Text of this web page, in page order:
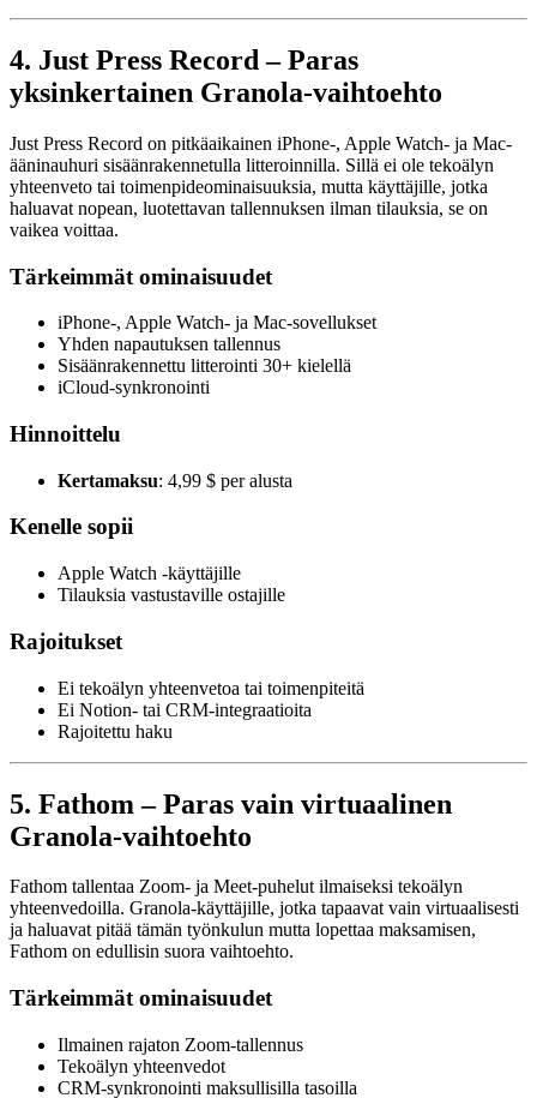
4. Just Press Record – Paras
yksinkertainen Granola-vaihtoehto
Just Press Record on pitkäaikainen iPhone-, Apple Watch- ja Mac-
ääninauhuri sisäänrakennetulla litteroinnilla. Sillä ei ole tekoälyn
yhteenveto tai toimenpideominaisuuksia, mutta käyttäjille, jotka
haluavat nopean, luotettavan tallennuksen ilman tilauksia, se on
vaikea voittaa.
Tärkeimmät ominaisuudet
iPhone-, Apple Watch- ja Mac-sovellukset
Yhden napautuksen tallennus
Sisäänrakennettu litterointi 30+ kielellä
iCloud-synkronointi
Hinnoittelu
Kertamaksu: 4,99 $ per alusta
Kenelle sopii
Apple Watch -käyttäjille
Tilauksia vastustaville ostajille
Rajoitukset
Ei tekoälyn yhteenvetoa tai toimenpiteitä
Ei Notion- tai CRM-integraatioita
Rajoitettu haku
5. Fathom – Paras vain virtuaalinen
Granola-vaihtoehto
Fathom tallentaa Zoom- ja Meet-puhelut ilmaiseksi tekoälyn
yhteenvedoilla. Granola-käyttäjille, jotka tapaavat vain virtuaalisesti
ja haluavat pitää tämän työnkulun mutta lopettaa maksamisen,
Fathom on edullisin suora vaihtoehto.
Tärkeimmät ominaisuudet
Ilmainen rajaton Zoom-tallennus
Tekoälyn yhteenvedot
CRM-synkronointi maksullisilla tasoilla